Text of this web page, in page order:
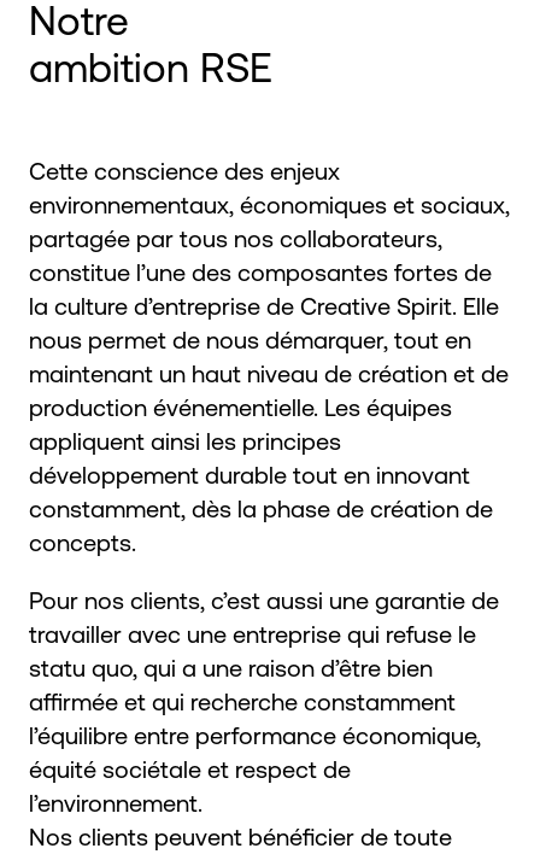
Notre
ambition RSE
Cette conscience des enjeux
environnementaux, économiques et sociaux,
partagée par tous nos collaborateurs,
constitue l’une des composantes fortes de
la culture d’entreprise de Creative Spirit. Elle
nous permet de nous démarquer, tout en
maintenant un haut niveau de création et de
production événementielle. Les équipes
appliquent ainsi les principes
développement durable tout en innovant
constamment, dès la phase de création de
concepts.
Pour nos clients, c’est aussi une garantie de
travailler avec une entreprise qui refuse le
statu quo, qui a une raison d’être bien
affirmée et qui recherche constamment
l’équilibre entre performance économique,
équité sociétale et respect de
l’environnement.
Nos clients peuvent bénéficier de toute